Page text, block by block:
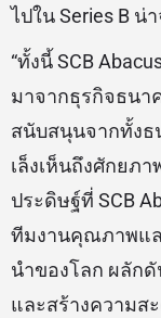
ไปใน Series B
“ทั้งนี้ SCB
มาจากธุรกิจธนา
สนับสนุนจากทั้งธ
เล็งเห็นถึงศักยภ
ประดิษฐ์ที่ SCB
ทีมงานคุณภาพแ
นำของโลก ผลักดั
และสร้างความส